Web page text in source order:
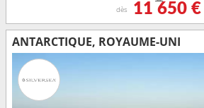
dès 11 650 €
ANTARCTIQUE, ROYAUME-UNI